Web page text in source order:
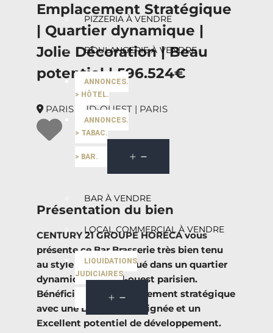
PIZZERIA À VENDRE
BOULANGERIE À VENDRE
ANNONCES.
> HÔTEL.
ANNONCES.
> TABAC.
> BAR.
BAR À VENDRE
LOCAL COMMERCIAL À VENDRE
LIQUIDATIONS
JUDICIAIRES
Emplacement Stratégique
| Quartier dynamique |
Jolie Décoration | Beau
potentiel | 596.524€
PARIS SUD-OUEST | PARIS
Présentation du bien
CENTURY 21 GROUPE HORECA vous
présente ce Bar Brasserie très bien tenu
au style moderne, situé dans un quartier
dynamique du sud-ouest parisien.
Bénéficiez d’un Emplacement stratégique
avec une Décoration soignée et un
Excellent potentiel de développement.